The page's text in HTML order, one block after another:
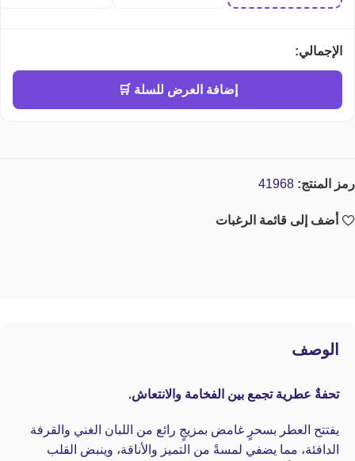
الإجمالي:
إضافة العرض للسلة 🛒
رمز المنتج: 41968
أضف إلى قائمة الرغبات
الوصف
تحفةٌ عطرية تجمع بين الفخامة والانتعاش.
يفتتح العطر بسحرٍ غامض بمزيجٍ رائع من اللبان الغني والقرفة
الدافئة، مما يضفي لمسةً من التميز والأناقة، وينبض القلب